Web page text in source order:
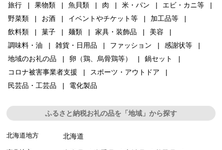
旅行 果物類 魚貝類 肉 米・パン
エビ・カニ等
野菜類
お酒 イベントやチケット等
加工品等
飲料類
菓子 麺類 家具・装飾品
美容
調味料・油
雑貨・日用品 ファッション
感謝状等
地域のお礼の品
卵（鶏、烏骨鶏等）
鍋セット
コロナ被害事業者支援
スポーツ・アウトドア
民芸品・工芸品
電化製品
ふるさと納税お礼の品を「地域」から探す
北海道地方 北海道